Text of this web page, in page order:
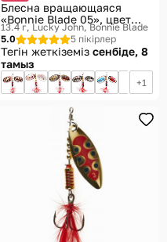
Блесна вращающаяся
«Bonnie Blade 05», цвет
007
13.4 г Lucky John, Bonnie Blade
5.0
5 пікірлер
Тегін жеткіземіз сенбіде, 8
тамыз
1